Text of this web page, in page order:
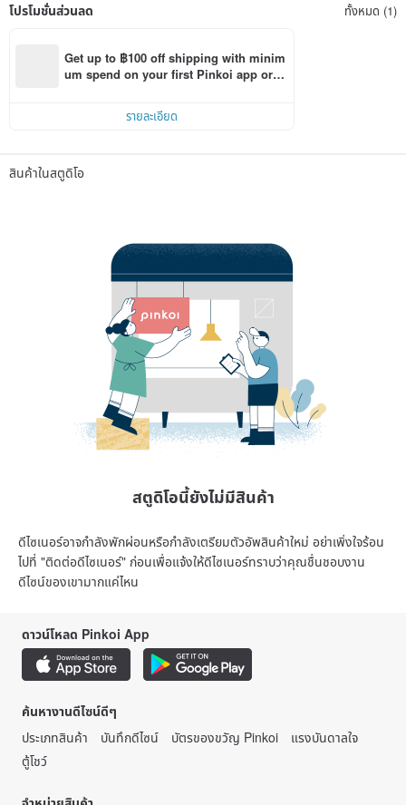
โปรโมชั่นส่วนลด ทั้งหมด (1)
Get up to ฿100 off shipping with minim
um spend on your first Pinkoi app orde
รายละเอียด
สินค้าในสตูดิโอ
สตูดิโอนี้ยังไม่มีสินค้า
ดีไซเนอร์อาจกำลังพักผ่อนหรือกำลังเตรียมตัวอัพสินค้าใหม่ อย่าเพิ่งใจร้อน
ไปที่ "ติดต่อดีไซเนอร์" ก่อนเพื่อแจ้งให้ดีไซเนอร์ทราบว่าคุณชื่นชอบงาน
ดีไซน์ของเขามากแค่ไหน
ดาวน์โหลด Pinkoi App
ค้นหางานดีไซน์ดีๆ
ประเภทสินค้า
บันทึกดีไซน์ บัตรของขวัญ Pinkoi
แรงบันดาลใจ
ตู้โชว์